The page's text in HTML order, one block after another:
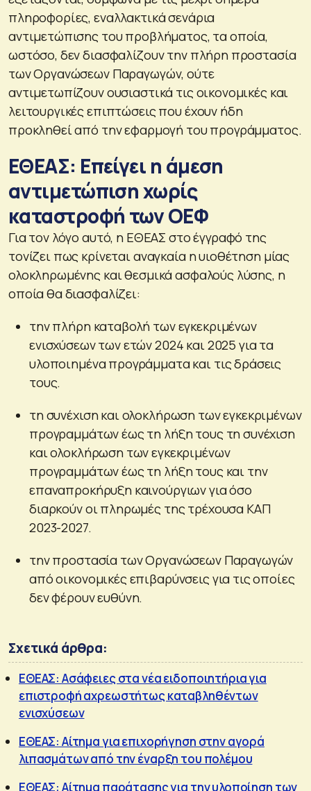
πληροφορίες, εναλλακτικά σενάρια
αντιμετώπισης του προβλήματος, τα οποία,
ωστόσο, δεν διασφαλίζουν την πλήρη προστασία
των Οργανώσεων Παραγωγών, ούτε
αντιμετωπίζουν ουσιαστικά τις οικονομικές και
λειτουργικές επιπτώσεις που έχουν ήδη
προκληθεί από την εφαρμογή του προγράμματος.
ΕΘΕΑΣ: Επείγει η άμεση
αντιμετώπιση χωρίς
καταστροφή των ΟΕΦ
Για τον λόγο αυτό, η ΕΘΕΑΣ στο έγγραφό της
τονίζει πως κρίνεται αναγκαία η υιοθέτηση μίας
ολοκληρωμένης και θεσμικά ασφαλούς λύσης, η
οποία θα διασφαλίζει:
την πλήρη καταβολή των εγκεκριμένων
ενισχύσεων των ετών 2024 και 2025 για τα
υλοποιημένα προγράμματα και τις δράσεις
τους.
τη συνέχιση και ολοκλήρωση των εγκεκριμένων
προγραμμάτων έως τη λήξη τους τη συνέχιση
και ολοκλήρωση των εγκεκριμένων
προγραμμάτων έως τη λήξη τους και την
επαναπροκήρυξη καινούργιων για όσο
διαρκούν οι πληρωμές της τρέχουσα ΚΑΠ
2023-2027.
την προστασία των Οργανώσεων Παραγωγών
από οικονομικές επιβαρύνσεις για τις οποίες
δεν φέρουν ευθύνη.
Σχετικά άρθρα:
ΕΘΕΑΣ: Ασάφειες στα νέα ειδοποιητήρια για
επιστροφή αχρεωστήτως καταβληθέντων
ενισχύσεων
ΕΘΕΑΣ: Αίτημα για επιχορήγηση στην αγορά
λιπασμάτων από την έναρξη του πολέμου
ΕΘΕΑΣ: Αίτημα παράτασης για την υλοποίηση των